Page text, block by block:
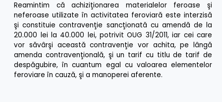
Reamintim că achiziţionarea materialelor feroase şi
neferoase utilizate în activitatea feroviară este interzisă
şi constituie contravenţie sancţionată cu amendă de la
20.000 lei la 40.000 lei, potrivit OUG 31/2011, iar cei care
vor săvârşi această contravenţie vor achita, pe lângă
amenda contravenţională, şi un tarif cu titlu de tarif de
despăgubire, în cuantum egal cu valoarea elementelor
feroviare în cauză, şi a manoperei aferente.